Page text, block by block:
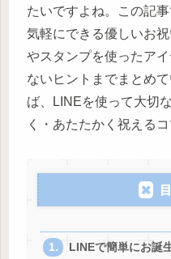
たいですよね。この記
気軽にできる優しいお
やスタンプを使ったア
ないヒントまでまとめ
ば、LINEを使って大切
く・あたたかく祝える
LINEで簡単にお誕